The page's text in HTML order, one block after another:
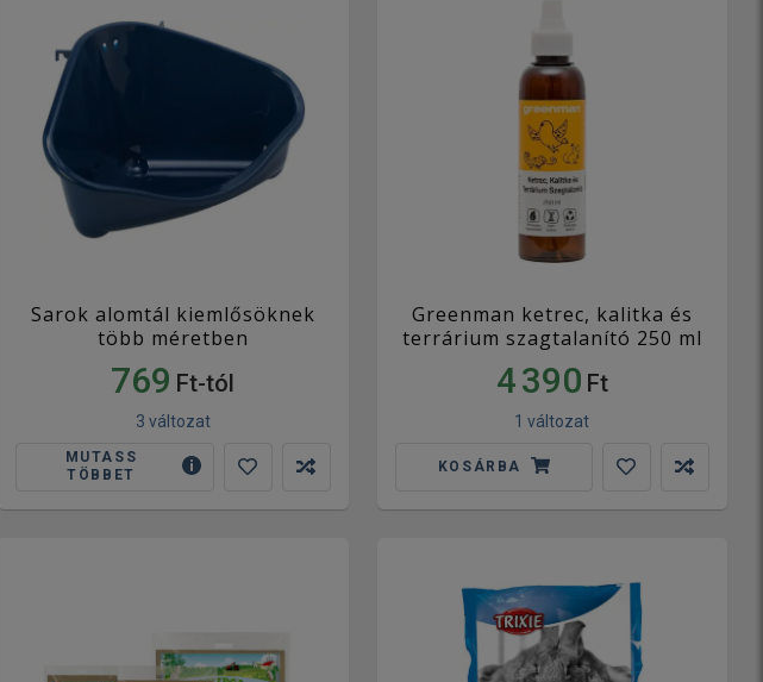
Sarok alomtál kiemlősöknek
több méretben
769 Ft-tól
3 változat
MUTASS
TÖBBET
Greenman ketrec, kalitka és
terrárium szagtalanító 250 ml
4 390 Ft
1 változat
KOSÁRBA